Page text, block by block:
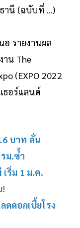
านี (ฉบับที่ ...)
อ รายงานผล
าน The
(EXPO 2022
ธอร์แลนด์
บาท ลั่น
ม.ซ้ำ
ริ่ม 1 ม.ค.
!
ดอกเบี้ยโรง